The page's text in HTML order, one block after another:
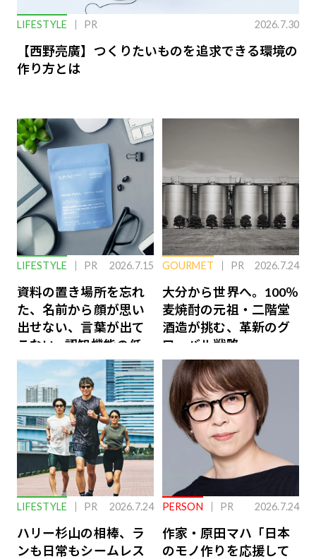
LIFESTYLE PR 2026.7.30
【西野亮廣】つくりたいものを追求できる環境の
作り方とは
LIFESTYLE PR 2026.7.15
資料の置き場所を忘れ
た、名前から顔が思い
出せない、言葉が出て
こない…認知機能の低
下を救う、脳のインナ
ーケアとは
GOURMET PR 2026.7.24
大分から世界へ。100％
麦焼酎の元祖・二階堂
酒造が挑む、革新のグ
ローバル戦略
LIFESTYLE PR 2026.7.24
ハリー杉山の相棒、ラ
ンも日常もシームレス
PERSON PR 2026.7.24
作家・原田マハ「日本
のモノ作りを応援して